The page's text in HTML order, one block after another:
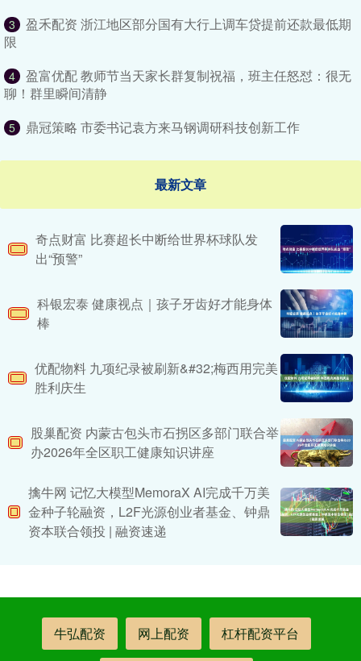
3
盈禾配资 浙江地区部分国有大行上调车贷提前还款最低期
限
4
盈富优配 教师节当天家长群复制祝福，班主任怒怼：很无
聊！群里瞬间清静
5 鼎冠策略 市委书记袁方来马钢调研科技创新工作
最新文章
奇点财富 比赛超长中断给世界杯球队发
出“预警”
科银宏泰 健康视点｜孩子牙齿好才能身体
棒
优配物料 九项纪录被刷新&#32;梅西用完美
胜利庆生
股巢配资 内蒙古包头市石拐区多部门联合举
办2026年全区职工健康知识讲座
擒牛网 记忆大模型MemoraX AI完成千万美
金种子轮融资，L2F光源创业者基金、钟鼎
资本联合领投 | 融资速递
牛弘配资 网上配资 杠杆配资平台